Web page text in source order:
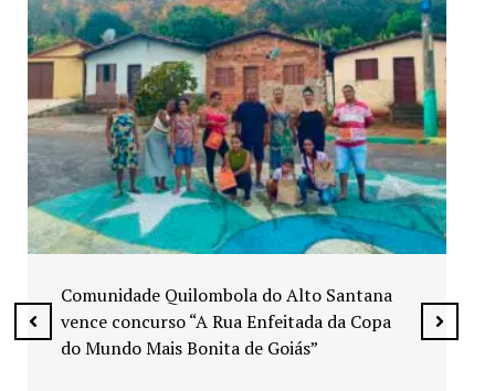
Exposição “Arte em Cores” leva pinturas a
espaços públicos de Senador Canedo